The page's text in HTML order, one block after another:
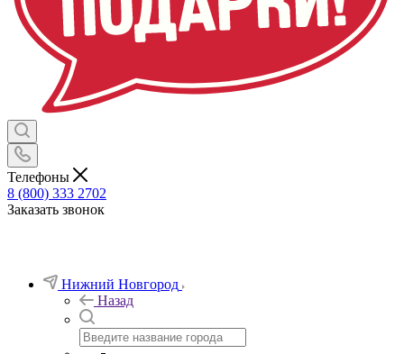
Телефоны
8 (800) 333 2702
Заказать звонок
Нижний Новгород
Назад